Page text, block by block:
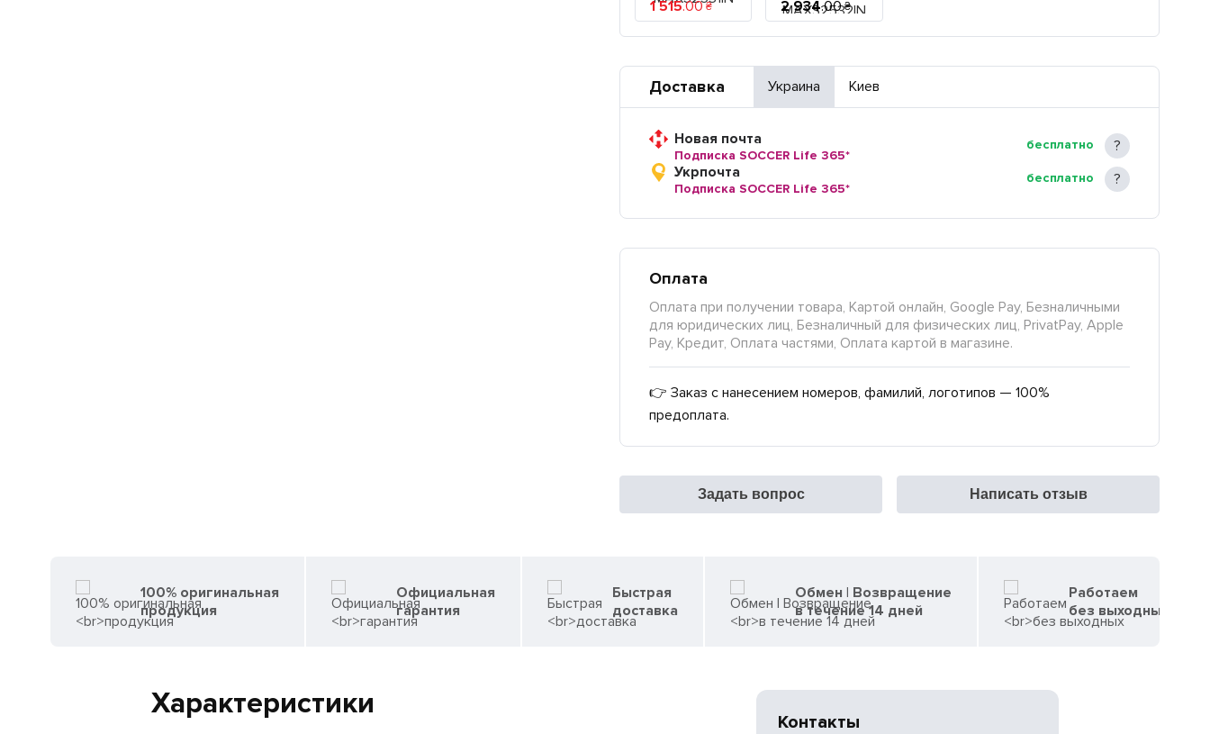
1 515.00 ₴ 2 934.00 ₴
Доставка Украина Киев
Новая почта
Подписка SOCCER Life 365*
бесплатно
Укрпочта
Подписка SOCCER Life 365*
бесплатно
Оплата
Оплата при получении товара, Картой онлайн, Google Pay, Безналичными
для юридических лиц, Безналичный для физических лиц, PrivatPay, Apple
Pay, Кредит, Оплата частями, Оплата картой в магазине.
👉 Заказ с нанесением номеров, фамилий, логотипов — 100%
предоплата.
Задать вопрос Написать отзыв
100% оригинальная
продукция
Официальная
гарантия
Быстрая
доставка
Обмен | Возвращение
в течение 14 дней
Работаем
без выходных
Характеристики
Контакты